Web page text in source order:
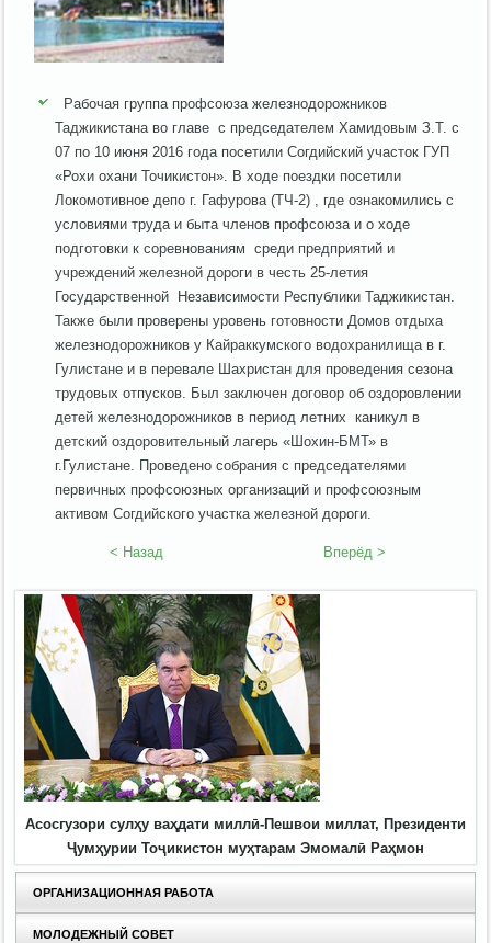
Рабочая группа профсоюза железнодорожников
Таджикистана во главе с председателем Хамидовым З.Т. с
07 по 10 июня 2016 года посетили Согдийский участок ГУП
«Рохи охани Точикистон». В ходе поездки посетили
Локомотивное депо г. Гафурова (ТЧ-2) , где ознакомились с
условиями труда и быта членов профсоюза и о ходе
подготовки к соревнованиям среди предприятий и
учреждений железной дороги в честь 25-летия
Государственной Независимости Республики Таджикистан.
Также были проверены уровень готовности Домов отдыха
железнодорожников у Кайраккумского водохранилища в г.
Гулистане и в перевале Шахристан для проведения сезона
трудовых отпусков. Был заключен договор об оздоровлении
детей железнодорожников в период летних каникул в
детский оздоровительный лагерь «Шохин-БМТ» в
г.Гулистане. Проведено собрания с председателями
первичных профсоюзных организаций и профсоюзным
активом Согдийского участка железной дороги.
< Назад Вперёд >
Асосгузори сулҳу ваҳдати миллӣ-Пешвои миллат, Президенти
Ҷумҳурии Тоҷикистон муҳтарам Эмомалӣ Раҳмон
ОРГАНИЗАЦИОННАЯ РАБОТА
МОЛОДЕЖНЫЙ СОВЕТ